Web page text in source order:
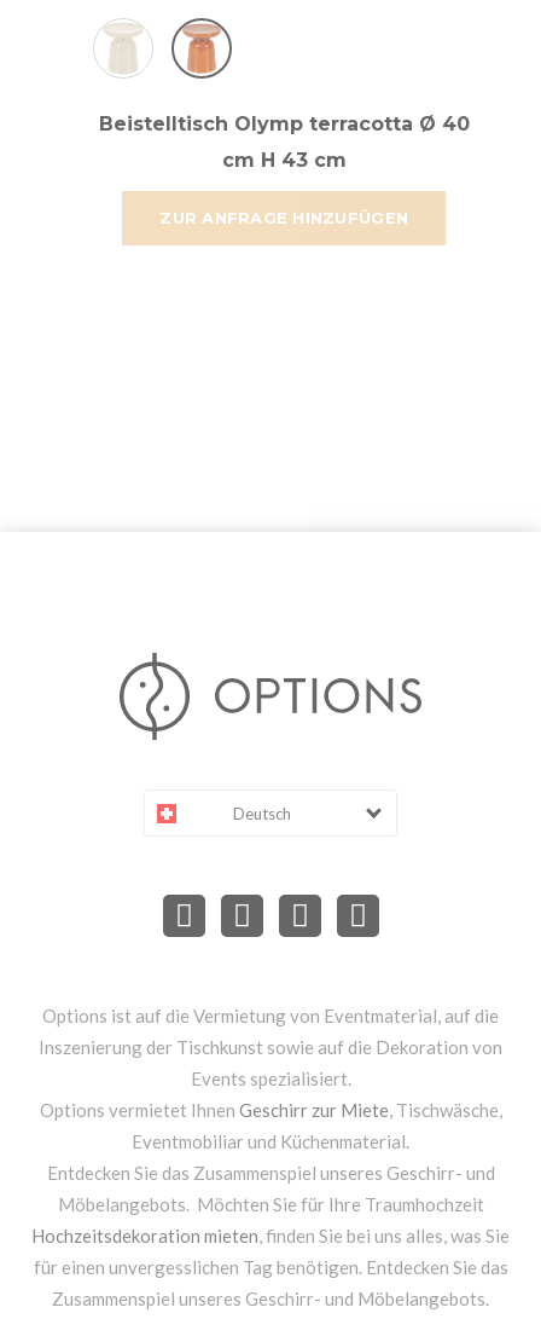
ZUR ANFRAGE HINZUFÜGEN
Beistelltisch Olymp terracotta Ø 40
cm H 43 cm
Deutsch
Options ist auf die Vermietung von Eventmaterial, auf die
Inszenierung der Tischkunst sowie auf die Dekoration von
Events spezialisiert.
Options vermietet Ihnen Geschirr zur Miete, Tischwäsche,
Eventmobiliar und Küchenmaterial.
Entdecken Sie das Zusammenspiel unseres Geschirr- und
Möbelangebots. Möchten Sie für Ihre Traumhochzeit
Hochzeitsdekoration mieten, finden Sie bei uns alles, was Sie
für einen unvergesslichen Tag benötigen. Entdecken Sie das
Zusammenspiel unseres Geschirr- und Möbelangebots.